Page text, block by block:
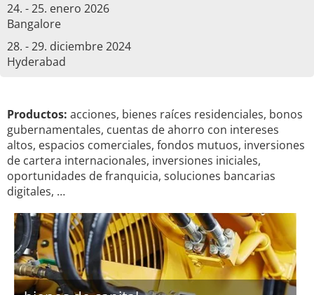
24. - 25. enero 2026
Bangalore
28. - 29. diciembre 2024
Hyderabad
Productos: acciones, bienes raíces residenciales, bonos
gubernamentales, cuentas de ahorro con intereses
altos, espacios comerciales, fondos mutuos, inversiones
de cartera internacionales, inversiones iniciales,
oportunidades de franquicia, soluciones bancarias
digitales, …